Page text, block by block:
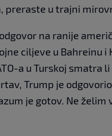
preraste u trajni
na ranije
ciljeve u Bahreinu i
a u Turskoj smatra li
Trump je
je gotov. Ne želim